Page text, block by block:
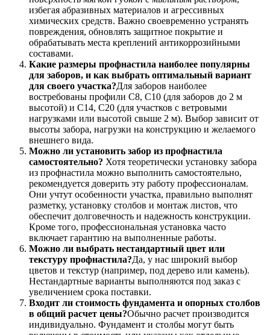
избегая абразивных материалов и агрессивных
химических средств. Важно своевременно устранять
повреждения, обновлять защитное покрытие и
обрабатывать места креплений антикоррозийными
составами.
Какие размеры профнастила наиболее популярны
для заборов, и как выбрать оптимальный вариант
для своего участка?Для заборов наиболее
востребованы профили С8, С10 (для заборов до 2 м
высотой) и С14, С20 (для участков с ветровыми
нагрузками или высотой свыше 2 м). Выбор зависит от
высоты забора, нагрузки на конструкцию и желаемого
внешнего вида.
Можно ли установить забор из профнастила
самостоятельно? Хотя теоретически установку забора
из профнастила можно выполнить самостоятельно,
рекомендуется доверить эту работу профессионалам.
Они учтут особенности участка, правильно выполнят
разметку, установку столбов и монтаж листов, что
обеспечит долговечность и надежность конструкции.
Кроме того, профессиональная установка часто
включает гарантию на выполненные работы.
Можно ли выбрать нестандартный цвет или
текстуру профнастила?Да, у нас широкий выбор
цветов и текстур (например, под дерево или камень).
Нестандартные варианты выполняются под заказ с
увеличением срока поставки.
Входит ли стоимость фундамента и опорных столбов
в общий расчет цены?Обычно расчет производится
индивидуально. Фундамент и столбы могут быть